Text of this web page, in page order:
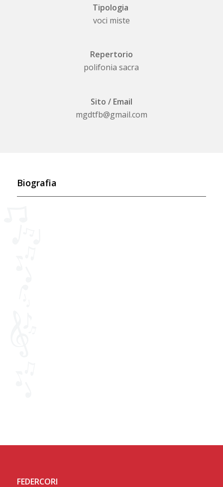
Tipologia
voci miste
Repertorio
polifonia sacra
Sito / Email
mgdtfb@gmail.com
Biografia
FEDERCORI